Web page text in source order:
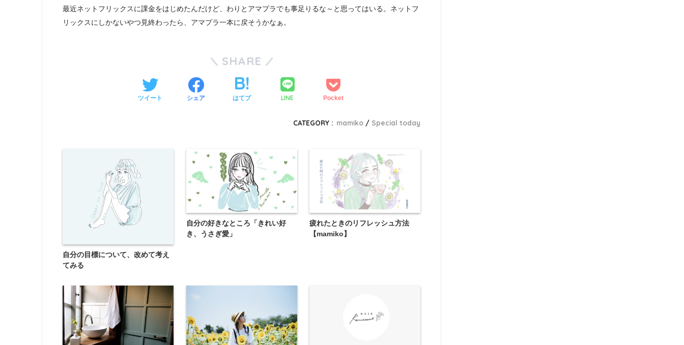
最近ネットフリックスに課金をはじめたんだけど、わりとアマプラでも事足りるな～と思ってはいる。ネットフ
リックスにしかないやつ見終わったら、アマプラ一本に戻そうかなぁ。
SHARE
ツイート シェア はてブ LINE Pocket
CATEGORY : mamiko Special today
自分の目標について、改めて考え
てみる
自分の好きなところ「きれい好
き、うさぎ愛」
疲れたときのリフレッシュ方法
【mamiko】